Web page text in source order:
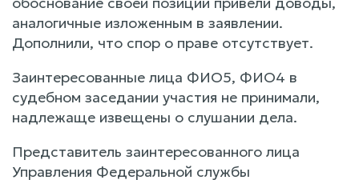
аналогичные изложенным в заявлении.
Дополнили, что спор о праве отсутствует.
Заинтересованные лица ФИО5, ФИО4 в
судебном заседании участия не принимали,
надлежаще извещены о слушании дела.
Представитель заинтересованного лица
Управления Федеральной службы